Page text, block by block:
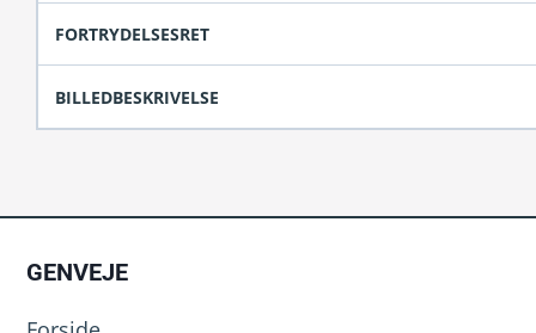
FORTRYDELSESRET
BILLEDBESKRIVELSE
GENVEJE